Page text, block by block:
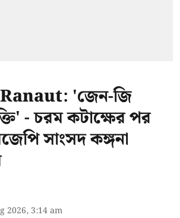
'জেন-জি
- চরম কটাক্ষের পর
সাংসদ কঙ্গনা
2026, 3:14 am